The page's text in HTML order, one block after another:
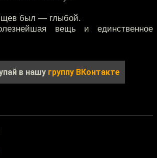
был — глыбой.
вещь и единственное
в нашу группу ВКонтакте